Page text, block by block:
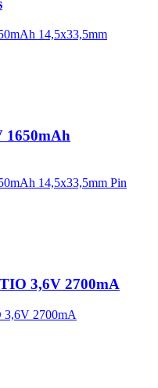
1650mAh
3,6V 2700mA